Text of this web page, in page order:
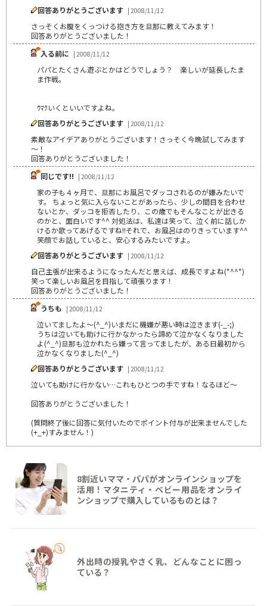
回答ありがとうございます | 2008/11/12
さっそくお腹をくっつける抱き方を旦那に教えてみます！
回答ありがとうございました！
入る前に | 2008/11/12
パパとたくさん遊ぶとかはどうでしょう？ 楽しいが延長したま
ま作戦。
ｳﾏｸいくといいですよね。
回答ありがとうございます | 2008/11/12
素敵なアイデアありがとうございます！さっそく今晩試してみます
～！
回答ありがとうございました！
同じです!! | 2008/11/12
家の子も４ヶ月で、旦那にお風呂でダッコされるのが嫌みたいで
す。 ちょっと気に入らないことがあったら、少しの間目を合わせ
ないとか、ダッコを拒否したり、この歳でもそんなことが出きる
のかと、面白いです^^ 対処法は、私達は笑って、泣く前に話しか
けるか歌ってあげるですね!!それで、お風呂はのりきっています^^
笑顔でお話していると、安心するみたいですよ。
回答ありがとうございます | 2008/11/12
自己主張が出来るようになったんだと思えば、成長ですよね(*^^*)
笑って楽しいお風呂を目指して頑張ります！
回答ありがとうございました！
うちも | 2008/11/12
泣いてましたよ～(^_^)いまだに機嫌が悪い時は泣きます(-_-;)
うちは泣いても助けに行かなかったら諦めて泣かなくなりました
よ(^_^)旦那も泣かれたら嫌って言ってましたが、ある日最初から
泣かなくなりました(^_^)
回答ありがとうございます | 2008/11/12
泣いても助けに行かない…これもひとつの手ですね！なるほど～
回答ありがとうございました！
(質問終了後に回答に気付いたのでポイント付与が出来ませんでした
(+_+)すみません！)
8割近いママ・パパがオンラインショップを
活用！マタニティ・ベビー用品をオンライ
ンショップで購入しているものとは？
外出時の授乳やさく乳、どんなことに困っ
ている？